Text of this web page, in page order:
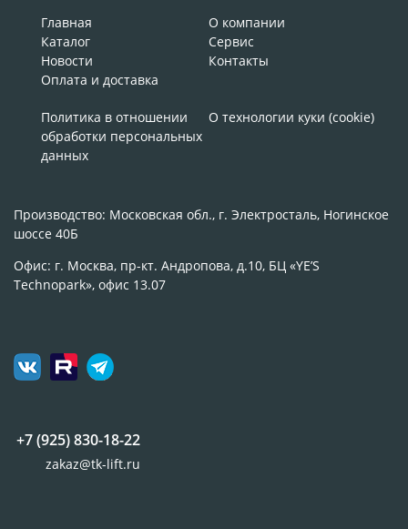
Главная
О компании
Каталог
Сервис
Новости
Контакты
Оплата и доставка
Политика в отношении
обработки персональных
данных
О технологии куки (cookie)
Производство: Московская обл., г. Электросталь, Ногинское
шоссе 40Б
Офис: г. Москва, пр-кт. Андропова, д.10, БЦ «YE’S
Technopark», офис 13.07
+7 (925) 830-18-22
zakaz@tk-lift.ru